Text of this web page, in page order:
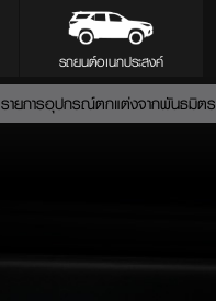
รถยนต์อเนกประสงค์
รายการอุปกรณ์ตกแต่งจากพันธมิตร